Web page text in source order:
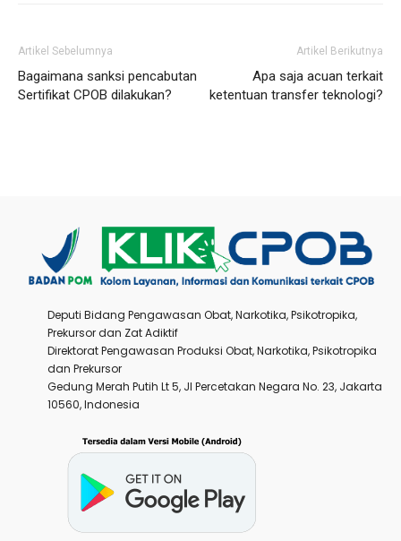
Artikel Sebelumnya
Bagaimana sanksi pencabutan
Sertifikat CPOB dilakukan?
Artikel Berikutnya
Apa saja acuan terkait
ketentuan transfer teknologi?
Deputi Bidang Pengawasan Obat, Narkotika, Psikotropika,
Prekursor dan Zat Adiktif
Direktorat Pengawasan Produksi Obat, Narkotika, Psikotropika
dan Prekursor
Gedung Merah Putih Lt 5, Jl Percetakan Negara No. 23, Jakarta
10560, Indonesia